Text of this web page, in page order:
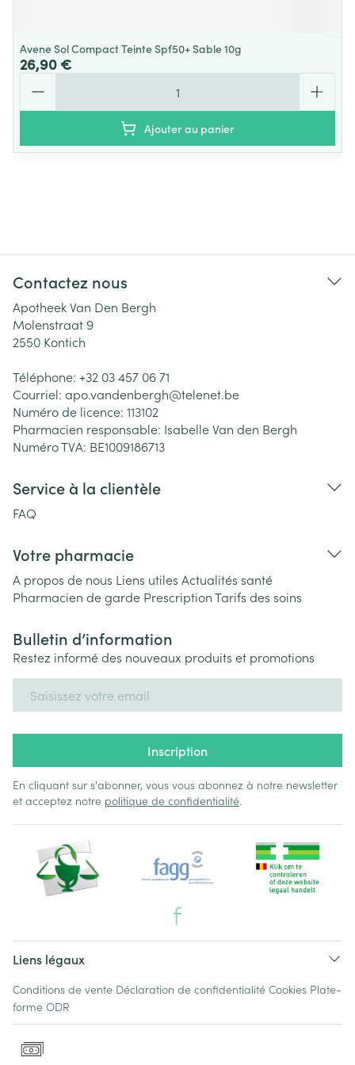
Avene Sol Compact Teinte Spf50+ Sable 10g
26,90 €
Ajouter au panier
Contactez nous
Apotheek Van Den Bergh
Molenstraat 9
2550 Kontich
Téléphone: +32 03 457 06 71
Courriel: apo.vandenbergh@telenet.be
Numéro de licence: 113102
Pharmacien responsable: Isabelle Van den Bergh
Numéro TVA: BE1009186713
Service à la clientèle
FAQ
Votre pharmacie
A propos de nous Liens utiles Actualités santé
Pharmacien de garde PrescriptionTarifs des soins
Bulletin d’information
Restez informé des nouveaux produits et promotions
Inscription
En cliquant sur s'abonner, vous vous abonnez à notre newsletter
et acceptez notre politique de confidentialité.
Liens légaux
Conditions de vente Déclaration de confidentialité Cookies Plate-
forme ODR